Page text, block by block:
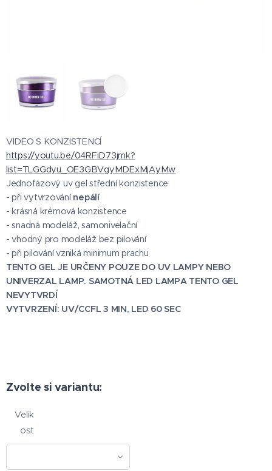
VIDEO S KONZISTENCÍ
https://youtu.be/04RFiD73jmk?
list=TLGGdyu_OE3GBVgyMDExMjAyMw
Jednofázový uv gel střední konzistence
- při vytvrzovánínepálí
- krásná krémová konzistence
- snadná modeláž, samonivelační
- vhodný pro modeláž bez pilování
- při pilování vzniká minimum prachu
TENTO GEL JE URČENY POUZE DO UV LAMPY NEBO
UNIVERZAL LAMP. SAMOTNÁ LED LAMPA TENTO GEL
NEVYTVRDÍ
VYTVRZENÍ: UV/CCFL 3 MIN, LED 60 SEC
Zvolte si variantu:
Velik
ost